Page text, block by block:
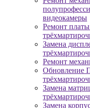
видеокамеры
Ремонт
Замена
Ремонт
Обновление
Замена
Замена